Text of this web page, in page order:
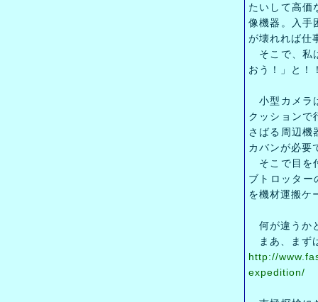
たいして高価
像機器。入手
が壊れれば仕
そこで、私
おう！」と！
小型カメラ
クッションで
さばる周辺機
カバンが必要
そこで目を
ブトロッタ
を機材運搬ケ
何が違うか
まあ、まず
http://
expedition/